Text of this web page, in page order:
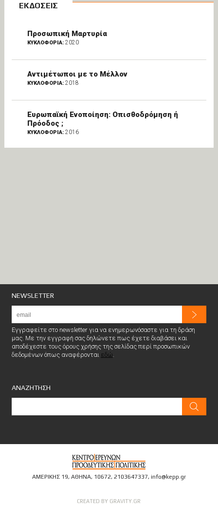
ΕΚΔΟΣΕΙΣ
Προσωπική Μαρτυρία
ΚΥΚΛΟΦΟΡΙΑ:2020
Αντιμέτωποι με το Μέλλον
ΚΥΚΛΟΦΟΡΙΑ:2018
Ευρωπαϊκή Ενοποίηση: Oπισθοδρόμηση ή
Πρόοδος ;
ΚΥΚΛΟΦΟΡΙΑ:2016
NEWSLETTER
Εγγραφείτε στο newsletter για να ενημερωνόσαστε για τη δράση
μας. Με την εγγραφή σας δηλώνετε πως έχετε διαβάσει και
αποδέχεστε τους όρους χρήσης της σελίδας περί προσωπικών
δεδομένων όπως αναφέρονται εδώ
ΑΝΑΖΗΤΗΣΗ
ΑΜΕΡΙΚΗΣ 19, ΑΘΗΝΑ, 10672, 2103647337, info@kepp.gr
CREATED BY GRAVITY.GR